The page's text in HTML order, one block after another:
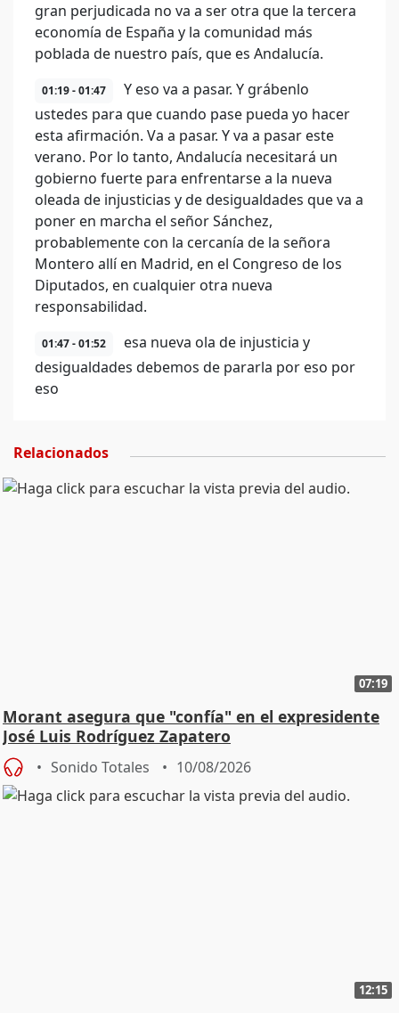
gran perjudicada no va a ser otra que la tercera
economía de España y la comunidad más
poblada de nuestro país, que es Andalucía.
01:19 - 01:47
Y eso va a pasar. Y grábenlo
ustedes para que cuando pase pueda yo hacer
esta afirmación. Va a pasar. Y va a pasar este
verano. Por lo tanto, Andalucía necesitará un
gobierno fuerte para enfrentarse a la nueva
oleada de injusticias y de desigualdades que va a
poner en marcha el señor Sánchez,
probablemente con la cercanía de la señora
Montero allí en Madrid, en el Congreso de los
Diputados, en cualquier otra nueva
responsabilidad.
01:47 - 01:52
esa nueva ola de injusticia y
desigualdades debemos de pararla por eso por
eso
Relacionados
07:19
Morant asegura que "confía" en el expresidente
José Luis Rodríguez Zapatero
Sonido Totales 10/08/2026
12:15